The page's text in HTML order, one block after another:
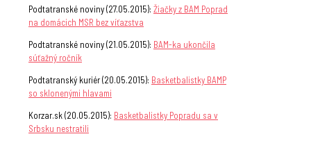
Podtatranské noviny (27.05.2015): Žiačky z BAM Poprad
na domácich MSR bez víťazstva
Podtatranské noviny (21.05.2015): BAM-ka ukončila
súťažný ročník
Podtatranský kuriér (20.05.2015): Basketbalistky BAMP
so sklonenými hlavami
Korzar.sk (20.05.2015): Basketbalistky Popradu sa v
Srbsku nestratili